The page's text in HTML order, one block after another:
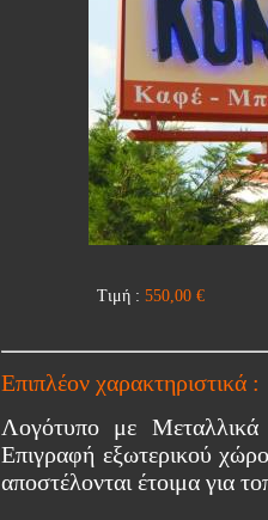
Τιμή : 550,00 €
Επιπλέον χαρακτηριστικά :
Λογότυπο με
Επιγραφή εξωτερικού
αποστέλονται έτοιμα για